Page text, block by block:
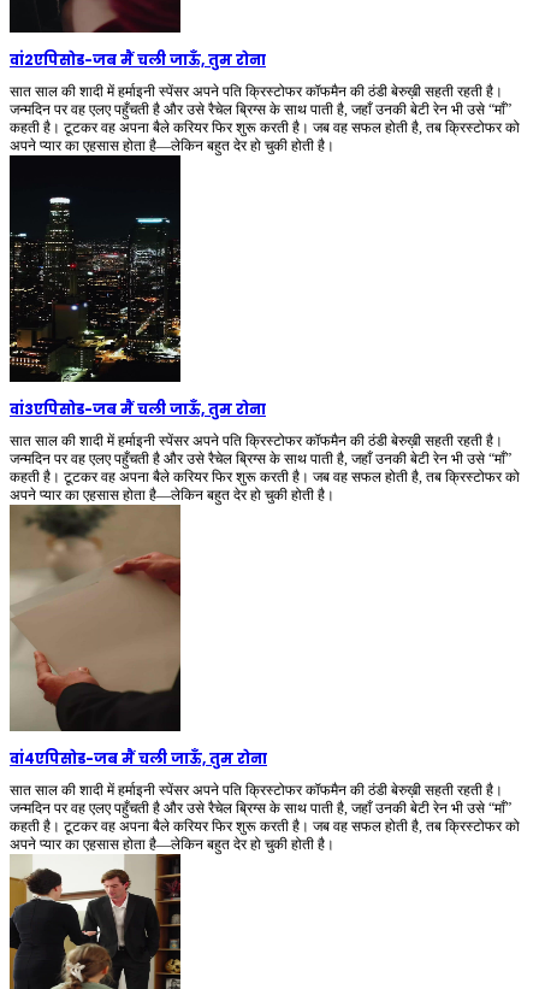
वां2एपिसोड-जब मैं चली जाऊँ, तुम रोना
सात साल की शादी में हर्माइनी स्पेंसर अपने पति क्रिस्टोफर कॉफमैन की ठंडी बेरुख़ी सहती रहती है।
जन्मदिन पर वह एलए पहुँचती है और उसे रैचेल ब्रिग्स के साथ पाती है, जहाँ उनकी बेटी रेन भी उसे “माँ”
कहती है। टूटकर वह अपना बैले करियर फिर शुरू करती है। जब वह सफल होती है, तब क्रिस्टोफर को
अपने प्यार का एहसास होता है—लेकिन बहुत देर हो चुकी होती है।
वां3एपिसोड-जब मैं चली जाऊँ, तुम रोना
सात साल की शादी में हर्माइनी स्पेंसर अपने पति क्रिस्टोफर कॉफमैन की ठंडी बेरुख़ी सहती रहती है।
जन्मदिन पर वह एलए पहुँचती है और उसे रैचेल ब्रिग्स के साथ पाती है, जहाँ उनकी बेटी रेन भी उसे “माँ”
कहती है। टूटकर वह अपना बैले करियर फिर शुरू करती है। जब वह सफल होती है, तब क्रिस्टोफर को
अपने प्यार का एहसास होता है—लेकिन बहुत देर हो चुकी होती है।
वां4एपिसोड-जब मैं चली जाऊँ, तुम रोना
सात साल की शादी में हर्माइनी स्पेंसर अपने पति क्रिस्टोफर कॉफमैन की ठंडी बेरुख़ी सहती रहती है।
जन्मदिन पर वह एलए पहुँचती है और उसे रैचेल ब्रिग्स के साथ पाती है, जहाँ उनकी बेटी रेन भी उसे “माँ”
कहती है। टूटकर वह अपना बैले करियर फिर शुरू करती है। जब वह सफल होती है, तब क्रिस्टोफर को
अपने प्यार का एहसास होता है—लेकिन बहुत देर हो चुकी होती है।